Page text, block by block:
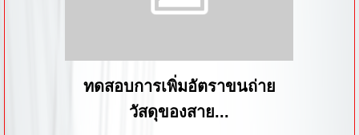
ทดสอบการเพิ่มอัตราขนถ่าย
วัสดุของสาย...